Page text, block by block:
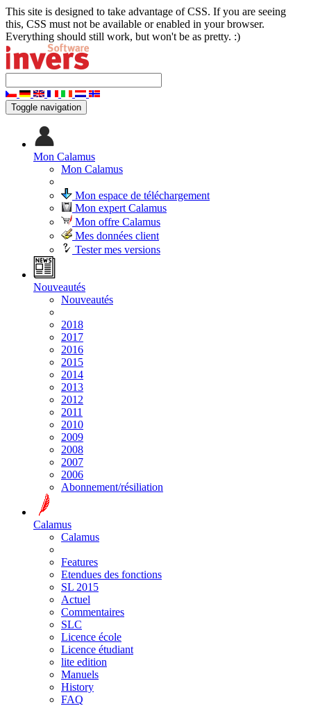
This site is designed to take advantage of CSS. If you are seeing
this, CSS must not be available or enabled in your browser.
Everything should still work, but won't be as pretty. :)
Toggle navigation
Mon Calamus
Mon Calamus
Mon espace de téléchargement
Mon expert Calamus
Mon offre Calamus
Mes données client
Tester mes versions
Nouveautés
Nouveautés
2018
2017
2016
2015
2014
2013
2012
2011
2010
2009
2008
2007
2006
Abonnement/résiliation
Calamus
Calamus
Features
Etendues des fonctions
SL 2015
Actuel
Commentaires
SLC
Licence école
Licence étudiant
lite edition
Manuels
History
FAQ